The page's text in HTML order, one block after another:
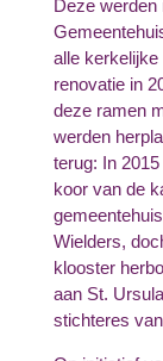
Deze werden
alle kerkelijke
renovatie in
deze ramen
werden
terug: In
koor van de
Wielders,
klooster
aan St.
stichteres